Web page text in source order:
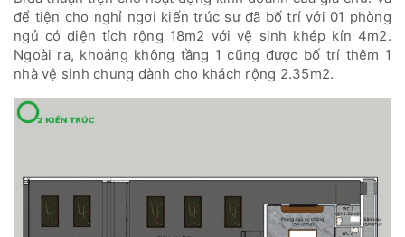
để tiện cho nghỉ ngơi kiến trúc sư đã bố trí với 01 phòng
ngủ có diện tích rộng 18m2 với vệ sinh khép kín 4m2.
Ngoài ra, khoảng không tầng 1 cũng được bố trí thêm 1
nhà vệ sinh chung dành cho khách rộng 2.35m2.